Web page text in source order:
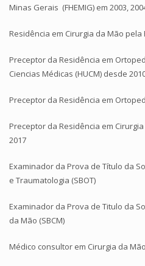
Minas Gerais (FHEMIG) em 2003,
Residência em Cirurgia da Mão pela
Preceptor da Residência em
Ciencias Médicas (HUCM) desde
Preceptor da Residência em
Preceptor da Residência em Cirurgia
2017
Examinador da Prova de Título da
e Traumatologia (SBOT)
Examinador da Prova de Titulo da
da Mão (SBCM)
Médico consultor em Cirurgia da